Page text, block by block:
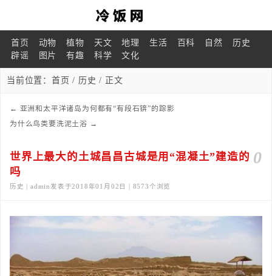
首页 动物 植物 天文 地理 生活 百科 自然
历史
辟谣
图片 有趣 科学 文化
当前位置： 首页 / 历史 / 正文
← 亚洲和太平洋诸岛为何都有“有段石锛”的踪影
为什么鸟类要洗泥土浴 →
0
世界上最大的土城昌昌古城是用“混凝土”建造的
吗
历史 | admin发表于2018年01月02日 | 8573个浏览